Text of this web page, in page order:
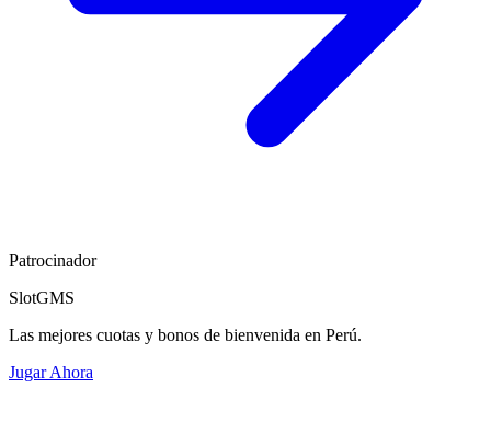
Patrocinador
SlotGMS
Las mejores cuotas y bonos de bienvenida en Perú.
Jugar Ahora